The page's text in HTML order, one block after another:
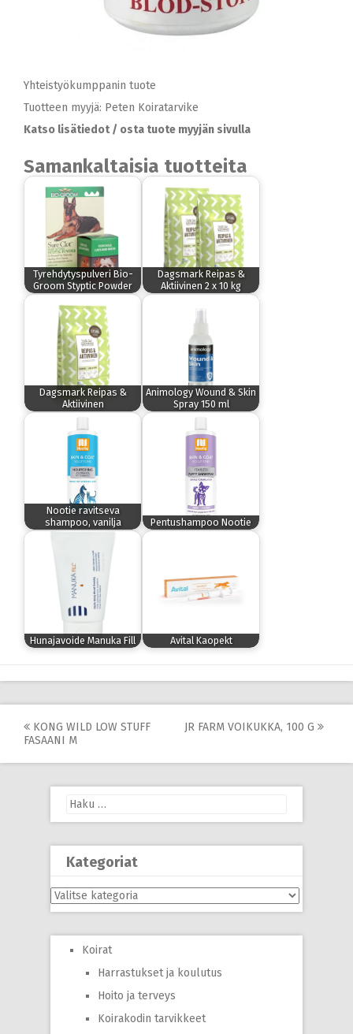
Yhteistyökumppanin tuote
Tuotteen myyjä: Peten Koiratarvike
Katso lisätiedot / osta tuote myyjän sivulla
Samankaltaisia tuotteita
Tyrehdytyspulveri Bio-
Groom Styptic Powder
Dagsmark Reipas &
Aktiivinen 2 x 10 kg
Dagsmark Reipas &
Aktiivinen
Animology Wound & Skin
Spray 150 ml
Nootie ravitseva
shampoo, vanilja
Pentushampoo Nootie
Hunajavoide Manuka Fill Avital Kaopekt
Post
KONG WILD LOW STUFF
FASAANI M
JR FARM VOIKUKKA, 100 G
Haku:
Kategoriat
Kategoriat
Koirat
Harrastukset ja koulutus
Hoito ja terveys
Koirakodin tarvikkeet